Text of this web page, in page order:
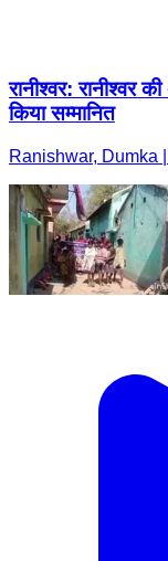
रानीश्वर: रानीश्वर
किया सम्मानित
Ranishwar, Dumka